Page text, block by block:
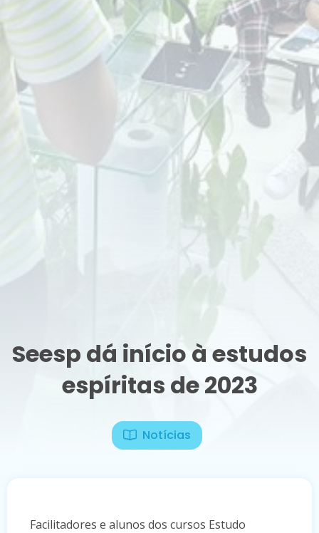
Seesp dá início à estudos
espíritas de 2023
Notícias
Facilitadores e alunos dos cursos Estudo